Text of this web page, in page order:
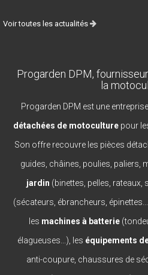
Voir toutes les actualités
Progarden DPM,
la
Progarden DPM est une
détachées de motoculturepour
Son offre recouvre les pièces
guides, châines, poulies, paliers,
jardin (binettes, pelles, rateaux,
(sécateurs, ébrancheurs,
les machines à batterie
élagueuses...), les équipements
anti-coupure, chaussures de